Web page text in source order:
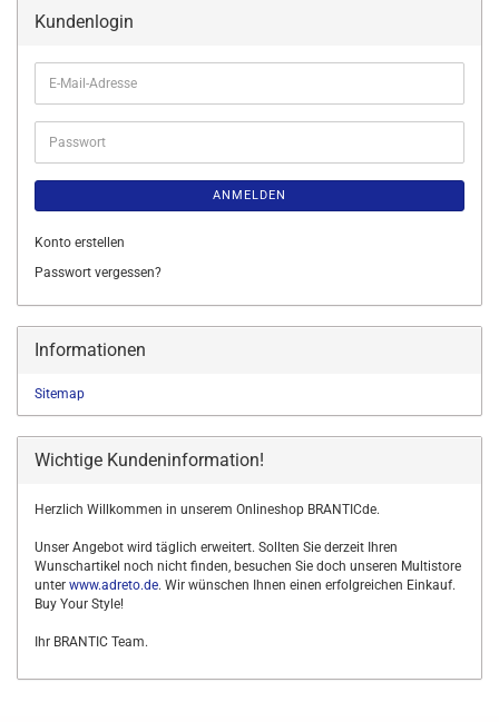
Kundenlogin
E-
Mail-
Adresse
Passwort
ANMELDEN
Konto erstellen
Passwort vergessen?
Informationen
Sitemap
Wichtige Kundeninformation!
Herzlich Willkommen in unserem Onlineshop BRANTICde.
Unser Angebot wird täglich erweitert. Sollten Sie derzeit Ihren
Wunschartikel noch nicht finden, besuchen Sie doch unseren Multistore
unter www.adreto.de. Wir wünschen Ihnen einen erfolgreichen Einkauf.
Buy Your Style!
Ihr BRANTIC Team.